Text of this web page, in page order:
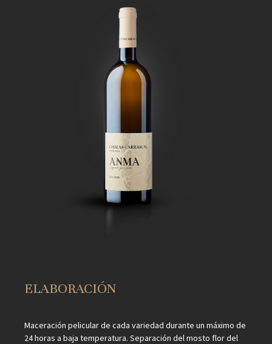
ELABORACIÓN
Maceración pelicular de cada variedad durante un máximo de
24 horas a baja temperatura. Separación del mosto flor del